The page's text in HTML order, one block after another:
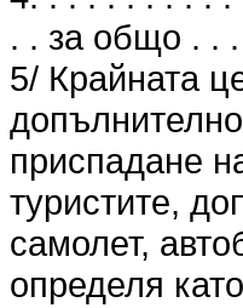
. . за общо . . .
5/ Крайната
приспадане
туристите,
самолет,
определя